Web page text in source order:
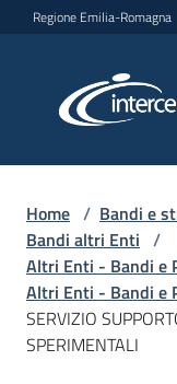
Vai al contenuto
Vai alla navigazione
Vai al footer
Regione Emilia-Romagna
L'Agenzia
Home / Bandi e
Bandi altri Enti /
Altri Enti - Bandi e
Altri Enti - Bandi e
SERVIZIO
SPERIMENTALI